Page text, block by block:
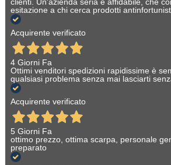
esitazione a chi cerca prodotti
Acquirente verificato
4 Giorni Fa
Ottimi venditori spedizioni rapidissime è
qualsiasi problema senza mai lasciarti
Acquirente verificato
5 Giorni Fa
ottimo prezzo, ottima scarpa, personale
preparato